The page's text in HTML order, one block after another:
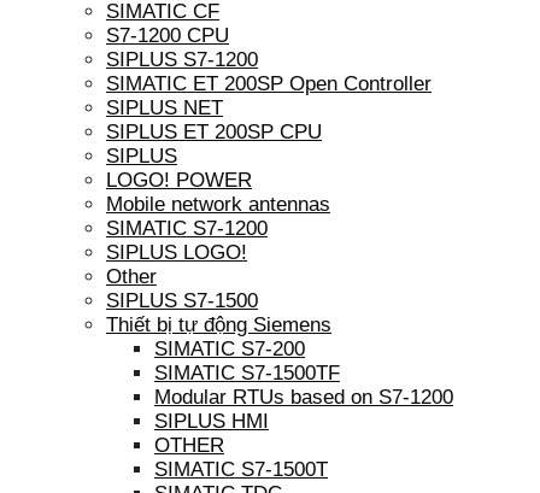
SIMATIC CF
S7-1200 CPU
SIPLUS S7-1200
SIMATIC ET 200SP Open Controller
SIPLUS NET
SIPLUS ET 200SP CPU
SIPLUS
LOGO! POWER
Mobile network antennas
SIMATIC S7-1200
SIPLUS LOGO!
Other
SIPLUS S7-1500
Thiết bị tự động Siemens
SIMATIC S7-200
SIMATIC S7-1500TF
Modular RTUs based on S7-1200
SIPLUS HMI
OTHER
SIMATIC S7-1500T